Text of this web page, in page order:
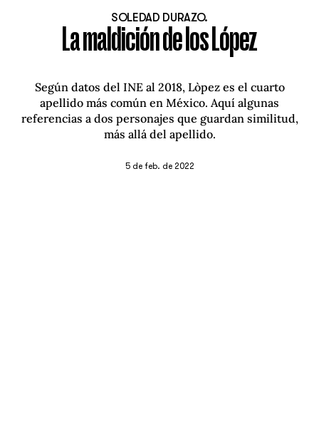
SOLEDAD DURAZO.
La maldición de los López
Según datos del INE al 2018, Lòpez es el cuarto
apellido más común en México. Aquí algunas
referencias a dos personajes que guardan similitud,
más allá del apellido.
5 de feb. de 2022